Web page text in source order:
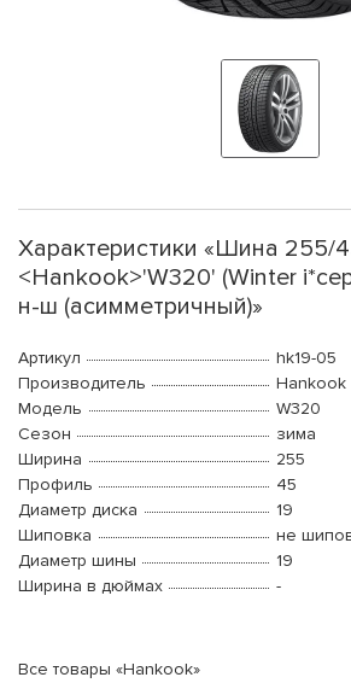
Характеристики «Шина 255/
<Hankook>'W320' (Winter
н-ш (асимметричный)»
Артикул
hk19-05
Производитель
Hankook
Модель
W320
Сезон
зима
Ширина
255
Профиль
45
Диаметр диска
19
Шиповка
не
Диаметр шины
19
Ширина в дюймах
-
Все товары «Hankook»